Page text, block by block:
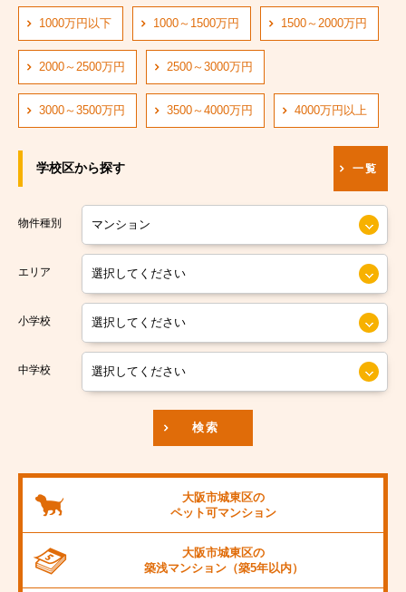
大阪市住吉区
大阪市東住吉区
大阪市西成区
大阪市住之江区
大阪市平野区
大阪市北区
大阪市中央区
大阪市営四つ橋線
阪神なんば線
阪急神戸線
阪堺電軌阪堺線
大阪市営今里筋線
大阪市営堺筋線
南海本線
南海汐見橋線
京阪本線
JR阪和線
1000万円以下 1000～1500万円 1500～2000万円
2000～2500万円 2500～3000万円
3000～3500万円 3500～4000万円 4000万円以上
学校区から探す 一覧
物件種別
エリア
小学校
中学校
検索
大阪市城東区の
ペット可マンション
大阪市城東区の
築浅マンション（築5年以内）